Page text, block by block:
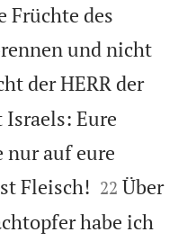
Früchte des
und nicht
der HERR der
Israels: Eure
nur auf eure
Fleisch! 

22 Über
habe ich